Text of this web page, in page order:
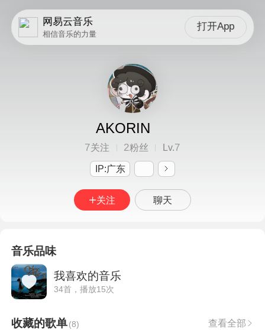
网易云音乐
相信音乐的力量
打开App
AKORIN
7关注 2粉丝 Lv.7
IP:广东
关注 聊天
音乐品味
我喜欢的音乐
34首，播放15次
收藏的歌单(8) 查看全部